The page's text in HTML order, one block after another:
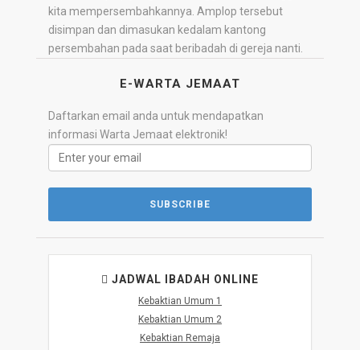
kita mempersembahkannya. Amplop tersebut
disimpan dan dimasukan kedalam kantong
persembahan pada saat beribadah di gereja nanti.
E-WARTA JEMAAT
Daftarkan email anda untuk mendapatkan
informasi Warta Jemaat elektronik!
JADWAL IBADAH ONLINE
Kebaktian Umum 1
Kebaktian Umum 2
Kebaktian Remaja